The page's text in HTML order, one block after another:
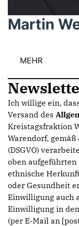
Martin
MEHR
Ich willige ein,
Versand des
Kreistagsfraktion
Warendorf,
(DSGVO)
oben aufgeführten
ethnische
oder Gesundheit
Einwilligung auch
Einwilligung in
(per E-Mail an